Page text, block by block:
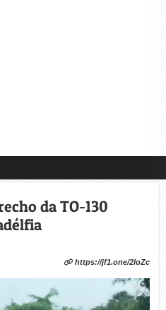
da TO-130
https://jf1.one/2loZc